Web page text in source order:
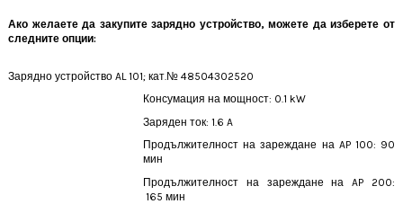
Ако желаете да закупите зарядно устройство, можете да изберете от
следните опции:
Зарядно устройство AL 101; кат.№ 48504302520
Консумация на мощност: 0.1 kW
Заряден ток: 1.6 A
Продължителност на зареждане на AP 100: 90
мин
Продължителност на зареждане на AP 200:
165 мин